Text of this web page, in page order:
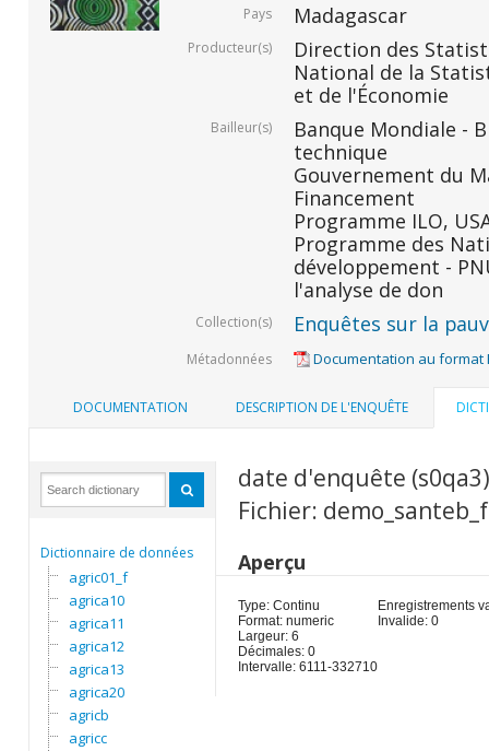
Pays Madagascar
Producteur(s)
Direction des
National de la
et de l'Économie
Bailleur(s)
Banque Mondiale -
technique
Gouvernement du
Financement
Programme ILO,
Programme des
développement -
l'analyse de don
Collection(s) Enquêtes sur la
Métadonnées Documentation au format
DOCUMENTATION DESCRIPTION DE L'ENQUÊTE
Dictionnaire de données
agric01_f
agrica10
agrica11
agrica12
agrica13
agrica20
agricb
agricc
date d'enquête (s0qa3)
Fichier: demo_santeb_f
Aperçu
Type: Continu
Format: numeric
Largeur: 6
Décimales: 0
Intervalle: 6111-332710
Enregistrements
Invalide: 0